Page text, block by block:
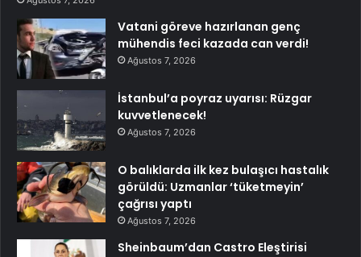
Vatani göreve hazırlanan genç
mühendis feci kazada can verdi!
Ağustos 7, 2026
İstanbul’a poyraz uyarısı: Rüzgar
kuvvetlenecek!
Ağustos 7, 2026
O balıklarda ilk kez bulaşıcı hastalık
görüldü: Uzmanlar ‘tüketmeyin’
çağrısı yaptı
Ağustos 7, 2026
Sheinbaum’dan Castro Eleştirisi